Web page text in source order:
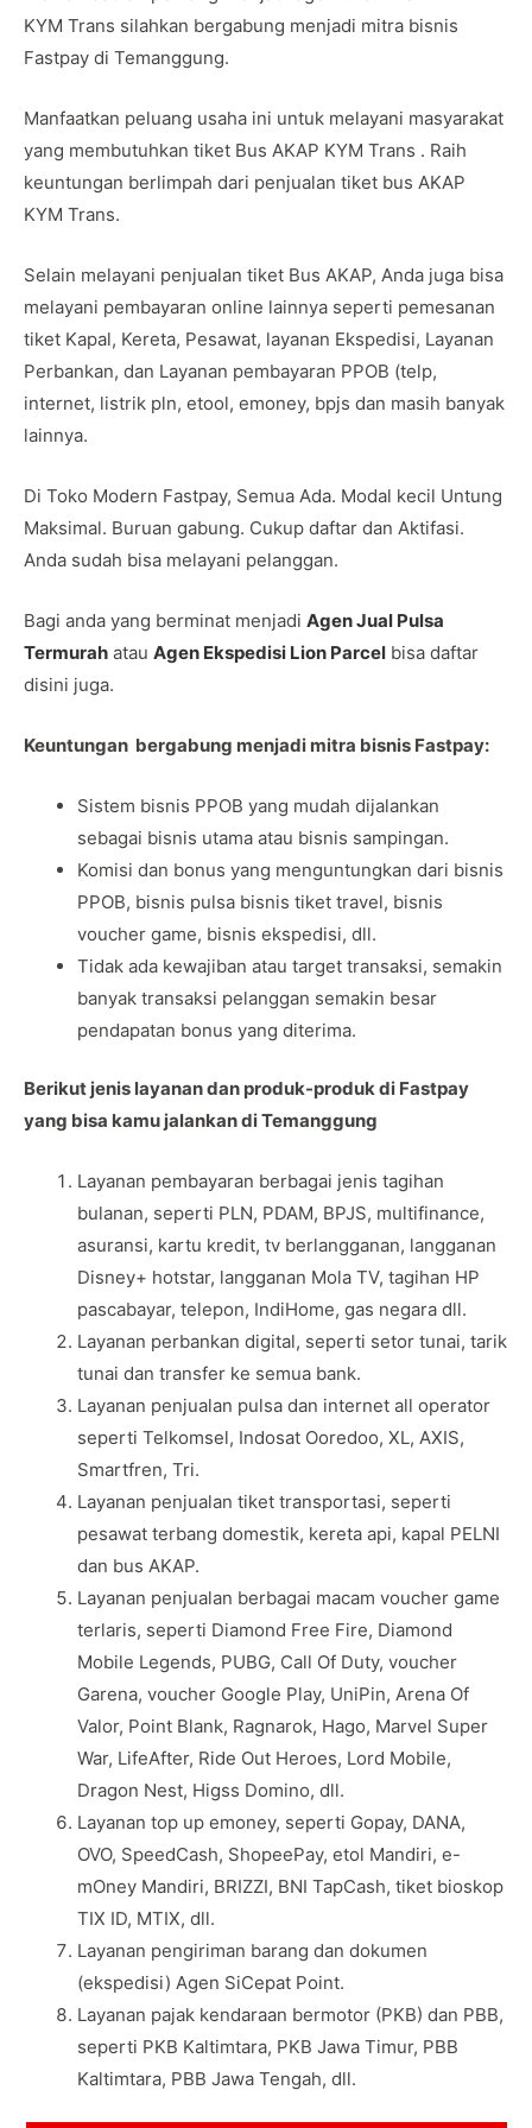
KYM Trans silahkan bergabung menjadi mitra bisnis
Fastpay di Temanggung.
Manfaatkan peluang usaha ini untuk melayani masyarakat
yang membutuhkan tiket Bus AKAP KYM Trans . Raih
keuntungan berlimpah dari penjualan tiket bus AKAP
KYM Trans.
Selain melayani penjualan tiket Bus AKAP, Anda juga bisa
melayani pembayaran online lainnya seperti pemesanan
tiket Kapal, Kereta, Pesawat, layanan Ekspedisi, Layanan
Perbankan, dan Layanan pembayaran PPOB (telp,
internet, listrik pln, etool, emoney, bpjs dan masih banyak
lainnya.
Di Toko Modern Fastpay, Semua Ada. Modal kecil Untung
Maksimal. Buruan gabung. Cukup daftar dan Aktifasi.
Anda sudah bisa melayani pelanggan.
Bagi anda yang berminat menjadi Agen Jual Pulsa
Termurah atau Agen Ekspedisi Lion Parcel bisa daftar
disini juga.
Keuntungan bergabung menjadi mitra bisnis Fastpay:
Sistem bisnis PPOB yang mudah dijalankan
sebagai bisnis utama atau bisnis sampingan.
Komisi dan bonus yang menguntungkan dari bisnis
PPOB, bisnis pulsa bisnis tiket travel, bisnis
voucher game, bisnis ekspedisi, dll.
Tidak ada kewajiban atau target transaksi, semakin
banyak transaksi pelanggan semakin besar
pendapatan bonus yang diterima.
Berikut jenis layanan dan produk-produk di Fastpay
yang bisa kamu jalankan di Temanggung
Layanan pembayaran berbagai jenis tagihan
bulanan, seperti PLN, PDAM, BPJS, multifinance,
asuransi, kartu kredit, tv berlangganan, langganan
Disney+ hotstar, langganan Mola TV, tagihan HP
pascabayar, telepon, IndiHome, gas negara dll.
Layanan perbankan digital, seperti setor tunai, tarik
tunai dan transfer ke semua bank.
Layanan penjualan pulsa dan internet all operator
seperti Telkomsel, Indosat Ooredoo, XL, AXIS,
Smartfren, Tri.
Layanan penjualan tiket transportasi, seperti
pesawat terbang domestik, kereta api, kapal PELNI
dan bus AKAP.
Layanan penjualan berbagai macam voucher game
terlaris, seperti Diamond Free Fire, Diamond
Mobile Legends, PUBG, Call Of Duty, voucher
Garena, voucher Google Play, UniPin, Arena Of
Valor, Point Blank, Ragnarok, Hago, Marvel Super
War, LifeAfter, Ride Out Heroes, Lord Mobile,
Dragon Nest, Higss Domino, dll.
Layanan top up emoney, seperti Gopay, DANA,
OVO, SpeedCash, ShopeePay, etol Mandiri, e-
mOney Mandiri, BRIZZI, BNI TapCash, tiket bioskop
TIX ID, MTIX, dll.
Layanan pengiriman barang dan dokumen
(ekspedisi) Agen SiCepat Point.
Layanan pajak kendaraan bermotor (PKB) dan PBB,
seperti PKB Kaltimtara, PKB Jawa Timur, PBB
Kaltimtara, PBB Jawa Tengah, dll.